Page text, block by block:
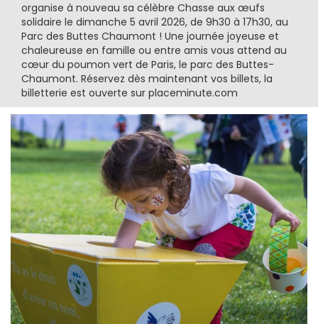
organise à nouveau sa célèbre Chasse aux œufs
solidaire le dimanche 5 avril 2026, de 9h30 à 17h30, au
Parc des Buttes Chaumont ! Une journée joyeuse et
chaleureuse en famille ou entre amis vous attend au
cœur du poumon vert de Paris, le parc des Buttes-
Chaumont. Réservez dès maintenant vos billets, la
billetterie est ouverte sur placeminute.com